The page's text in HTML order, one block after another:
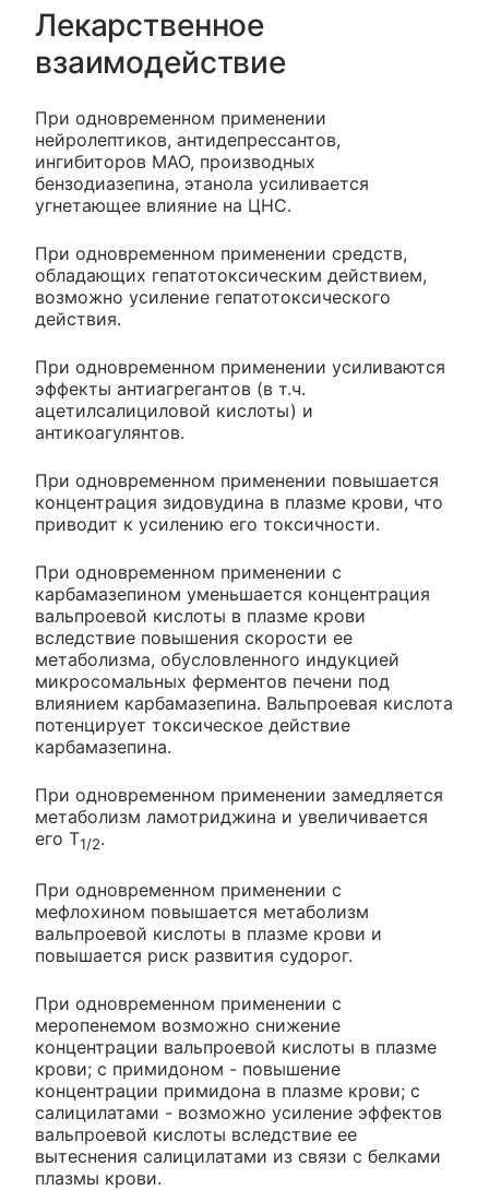
Лекарственное
взаимодействие
При одновременном применении
нейролептиков, антидепрессантов,
ингибиторов МАО, производных
бензодиазепина, этанола усиливается
угнетающее влияние на ЦНС.
При одновременном применении средств,
обладающих гепатотоксическим действием,
возможно усиление гепатотоксического
действия.
При одновременном применении усиливаются
эффекты антиагрегантов (в т.ч.
ацетилсалициловой кислоты) и
антикоагулянтов.
При одновременном применении повышается
концентрация зидовудина в плазме крови, что
приводит к усилению его токсичности.
При одновременном применении с
карбамазепином уменьшается концентрация
вальпроевой кислоты в плазме крови
вследствие повышения скорости ее
метаболизма, обусловленного индукцией
микросомальных ферментов печени под
влиянием карбамазепина. Вальпроевая кислота
потенцирует токсическое действие
карбамазепина.
При одновременном применении замедляется
метаболизм ламотриджина и увеличивается
его T1/2.
При одновременном применении с
мефлохином повышается метаболизм
вальпроевой кислоты в плазме крови и
повышается риск развития судорог.
При одновременном применении с
меропенемом возможно снижение
концентрации вальпроевой кислоты в плазме
крови; с примидоном - повышение
концентрации примидона в плазме крови; с
салицилатами - возможно усиление эффектов
вальпроевой кислоты вследствие ее
вытеснения салицилатами из связи с белками
плазмы крови.